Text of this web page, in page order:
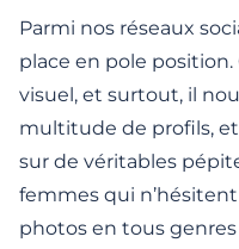
Parmi nos réseaux
place en pole position.
visuel, et surtout, il
multitude de profils,
sur de véritables
femmes qui
photos en tous genres